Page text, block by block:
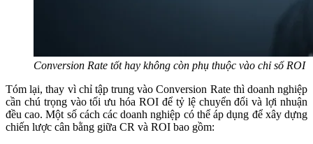
Conversion Rate tốt hay không còn phụ thuộc vào chỉ số ROI
Tóm lại, thay vì chỉ tập trung vào Conversion Rate thì doanh nghiệp
cần chú trọng vào tối ưu hóa ROI để tỷ lệ chuyển đổi và lợi nhuận
đều cao. Một số cách các doanh nghiệp có thể áp dụng để xây dựng
chiến lược cân bằng giữa CR và ROI bao gồm: